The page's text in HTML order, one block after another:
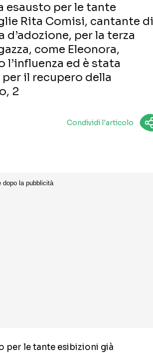
esausto per le tante
Rita Comisi, cantante di
per la terza
come Eleonora,
ed è stata
il recupero della
2
Condividi l'articolo
per le tante esibizioni già